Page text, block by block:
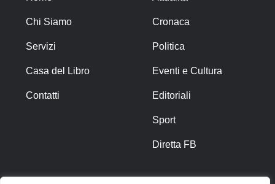
Chi Siamo
Servizi
Casa del Libro
Contatti
Cronaca
Politica
Eventi e Cultura
Editoriali
Sport
Diretta FB